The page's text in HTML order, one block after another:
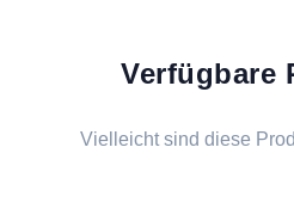
Verfügbare
Vielleicht sind diese